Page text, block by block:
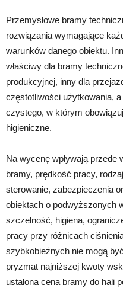
Przemysłowe bramy
rozwiązania wymagające
warunków danego obiektu.
właściwy dla bramy
produkcyjnej, inny dla
częstotliwości użytkowania,
czystego, w którym
higieniczne.
Na wycenę wpływają
bramy, prędkość pracy,
sterowanie, zabezpieczenia
obiektach o podwyższonych
szczelność, higiena,
pracy przy różnicach
szybkobieżnych nie mogą
pryzmat najniższej kwoty
ustalona cena bramy do hali